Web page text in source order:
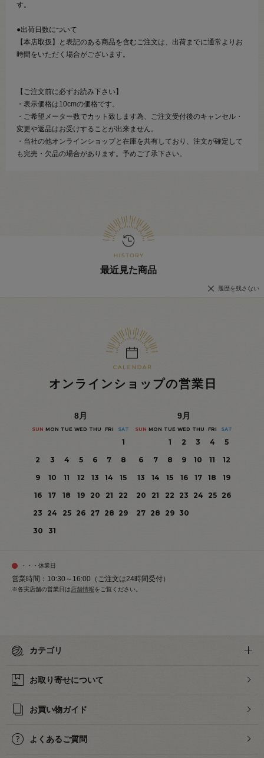
す。
●出荷日数について
【本店取扱】と表記のある商品を含むご注文は、出荷までに通常よりお
時間をいただく場合がございます。
【ご注文前に必ずお読み下さい】
・表示価格は10cmの価格です。
・ご希望メーター数でカット致します為、ご注文受付後のキャンセル・
変更や返品はお受けすることが出来ません。
・当社の他オンラインショップと在庫を共有しており、注文が確定して
も完売・欠品の場合があります。予めご了承下さい。
最近見た商品
履歴を残さない
オンラインショップの営業日
8月
SUN MON TUE WED THU FRI SAT
1
2
3 4 5 6 7
8
9
10 11 12 13 14
15
16
17 18 19 20 21
22
23
24 25 26 27 28 29
30
31
9月
SUN MON TUE WED THU FRI SAT
1 2 3 4
5
6
7 8 9 10 11
12
13
14 15 16 17 18
19
20
21 22 23 24 25
26
27 28 29 30
・・・休業日
営業時間：10:30～16:00（ご注文は24時間受付）
※各実店舗の営業日は 店舗情報をご覧ください。
カテゴリ
お取り寄せについて
お買い物ガイド
よくあるご質問